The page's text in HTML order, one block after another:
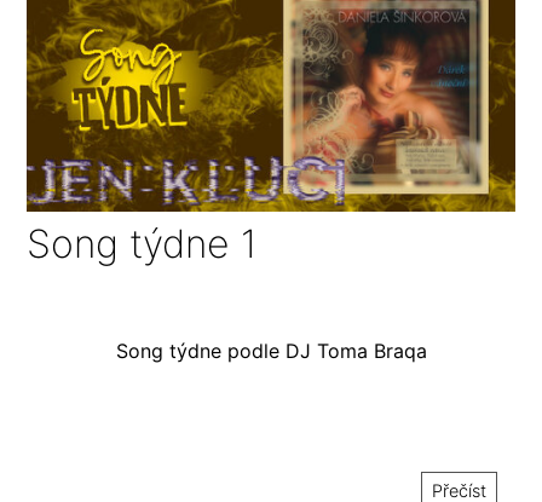
Song týdne 1
Song týdne podle DJ Toma Braqa
Přečíst